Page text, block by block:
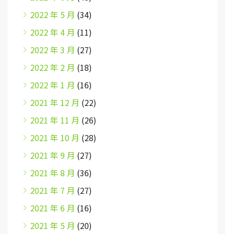
2022 年 5 月 (34)
2022 年 4 月 (11)
2022 年 3 月 (27)
2022 年 2 月 (18)
2022 年 1 月 (16)
2021 年 12 月 (22)
2021 年 11 月 (26)
2021 年 10 月 (28)
2021 年 9 月 (27)
2021 年 8 月 (36)
2021 年 7 月 (27)
2021 年 6 月 (16)
2021 年 5 月 (20)